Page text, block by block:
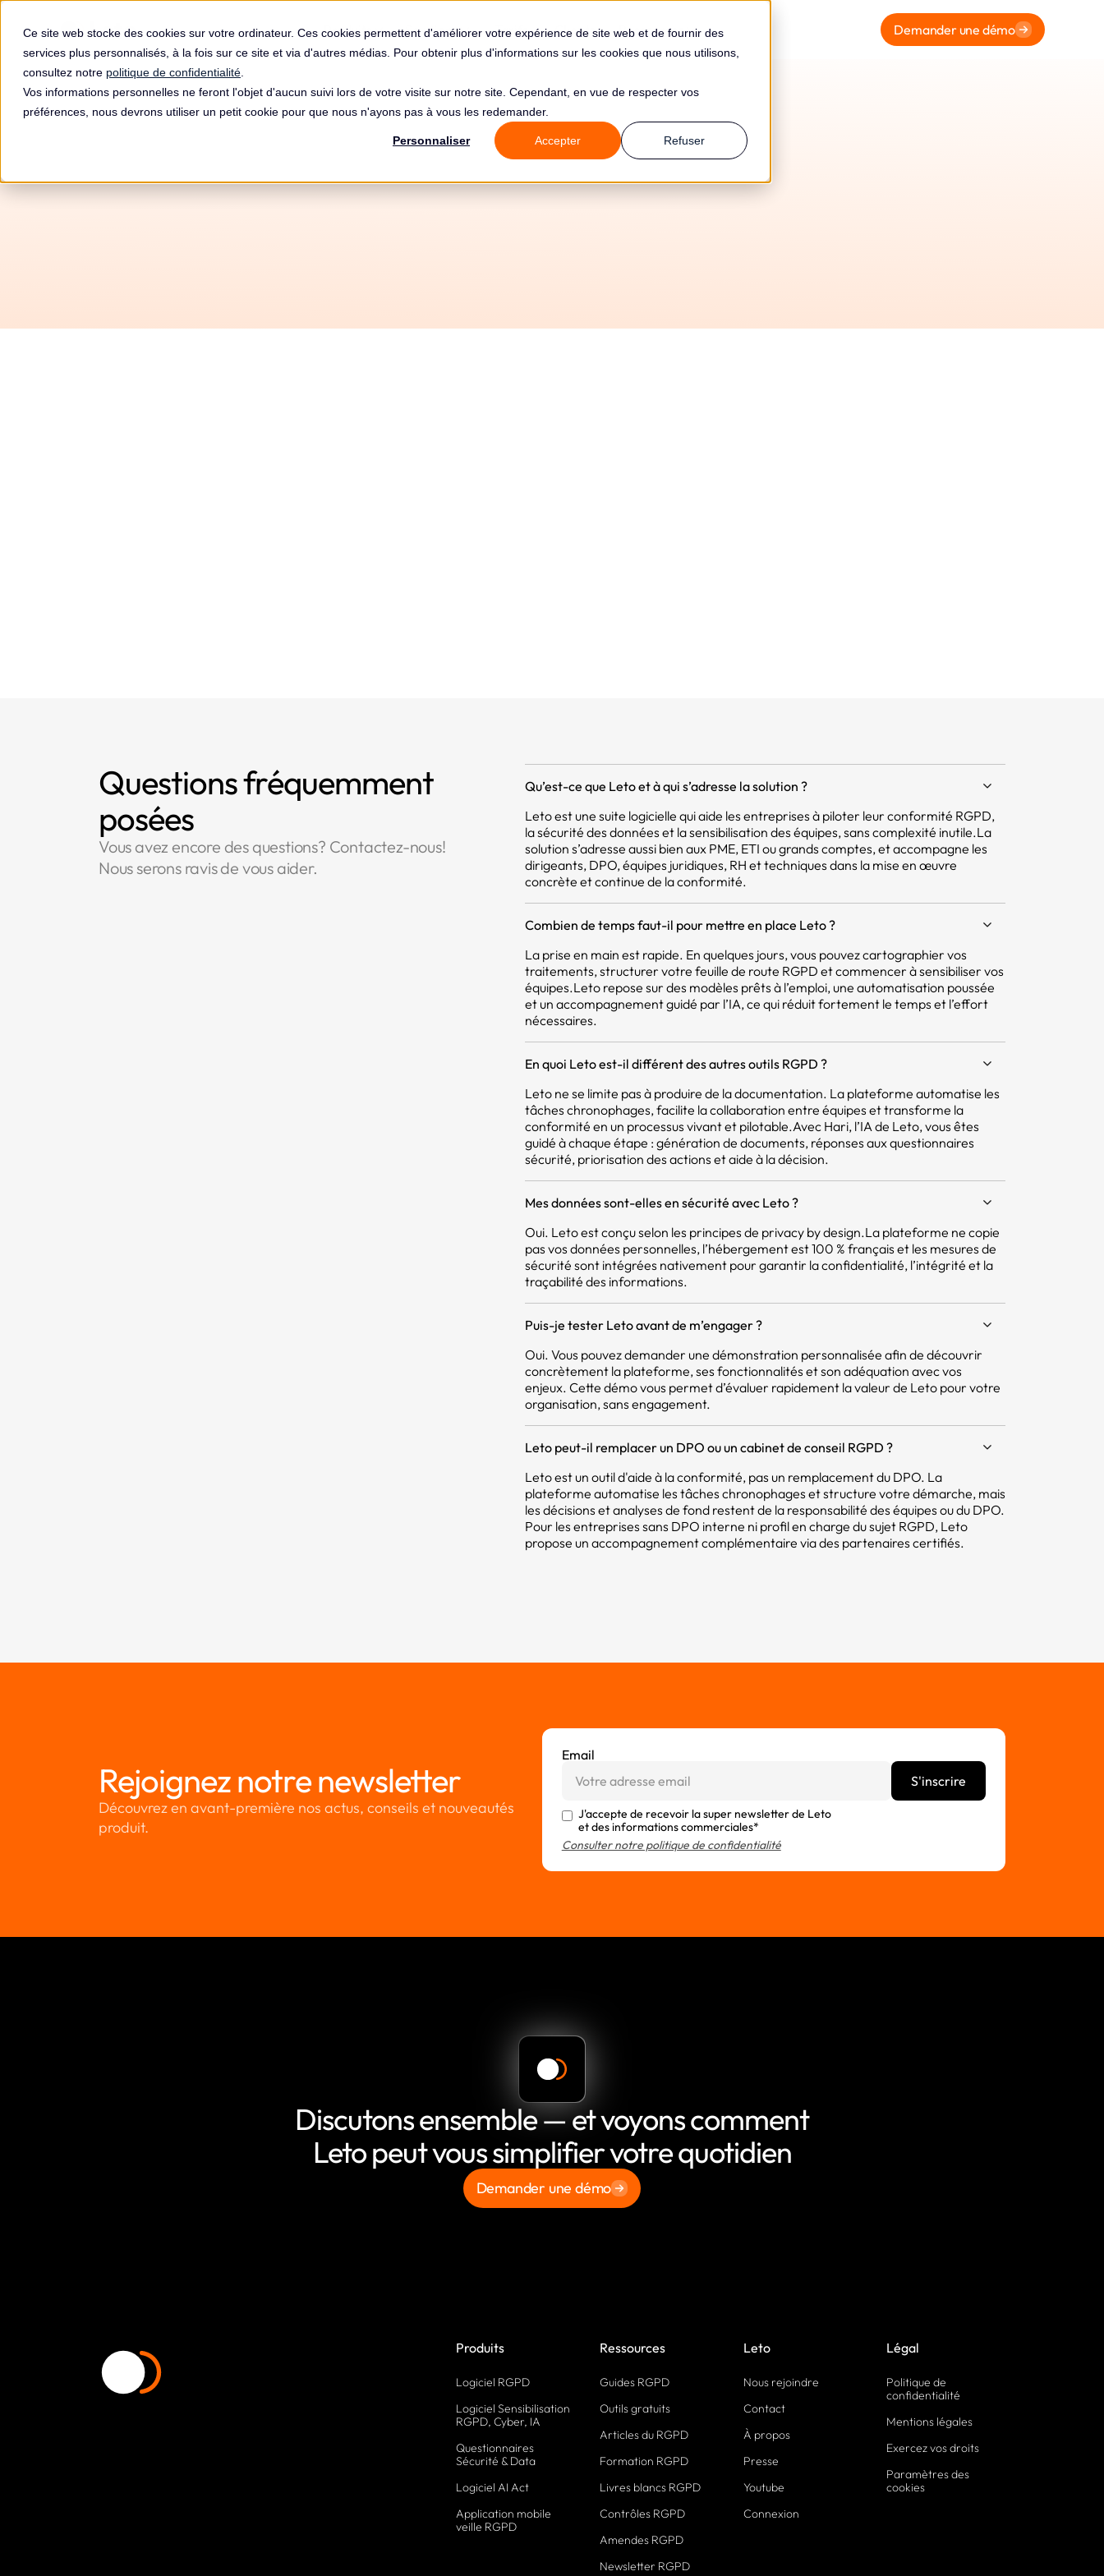
Ce site web stocke des cookies sur votre ordinateur. Ces cookies permettent d'améliorer votre expérience de site web et de fournir des
services plus personnalisés, à la fois sur ce site et via d'autres médias. Pour obtenir plus d'informations sur les cookies que nous utilisons,
consultez notre politique de confidentialité
Vos informations personnelles ne feront l'objet d'aucun suivi lors de votre visite sur notre site. Cependant, en vue de respecter vos
préférences, nous devrons utiliser un petit cookie pour que nous n'ayons pas à vous les redemander.
Personnaliser Accepter Refuser
Produits Solutions Tarifs Clients Ressources Demander une démo
Contrôle RGPD de VINCI
AUTOROUTES par la CNIL en 2018
Questions fréquemment
posées
Vous avez encore des questions? Contactez-nous!
Nous serons ravis de vous aider.
Qu’est-ce que Leto et à qui s’adresse la solution ?
Leto est une suite logicielle qui aide les entreprises à piloter leur conformité RGPD,
la sécurité des données et la sensibilisation des équipes, sans complexité inutile.La
solution s’adresse aussi bien aux PME, ETI ou grands comptes, et accompagne les
dirigeants, DPO, équipes juridiques, RH et techniques dans la mise en œuvre
concrète et continue de la conformité.
Combien de temps faut-il pour mettre en place Leto ?
La prise en main est rapide. En quelques jours, vous pouvez cartographier vos
traitements, structurer votre feuille de route RGPD et commencer à sensibiliser vos
équipes.Leto repose sur des modèles prêts à l’emploi, une automatisation poussée
et un accompagnement guidé par l’IA, ce qui réduit fortement le temps et l’effort
nécessaires.
En quoi Leto est-il différent des autres outils RGPD ?
Leto ne se limite pas à produire de la documentation. La plateforme automatise les
tâches chronophages, facilite la collaboration entre équipes et transforme la
conformité en un processus vivant et pilotable.Avec Hari, l’IA de Leto, vous êtes
guidé à chaque étape : génération de documents, réponses aux questionnaires
sécurité, priorisation des actions et aide à la décision.
Mes données sont-elles en sécurité avec Leto ?
Oui. Leto est conçu selon les principes de privacy by design.La plateforme ne copie
pas vos données personnelles, l’hébergement est 100 % français et les mesures de
sécurité sont intégrées nativement pour garantir la confidentialité, l’intégrité et la
traçabilité des informations.
Puis-je tester Leto avant de m’engager ?
Oui. Vous pouvez demander une démonstration personnalisée afin de découvrir
concrètement la plateforme, ses fonctionnalités et son adéquation avec vos
enjeux. Cette démo vous permet d’évaluer rapidement la valeur de Leto pour votre
organisation, sans engagement.
Leto peut-il remplacer un DPO ou un cabinet de conseil RGPD ?
Leto est un outil d'aide à la conformité, pas un remplacement du DPO. La
plateforme automatise les tâches chronophages et structure votre démarche, mais
les décisions et analyses de fond restent de la responsabilité des équipes ou du DPO.
Pour les entreprises sans DPO interne ni profil en charge du sujet RGPD, Leto
propose un accompagnement complémentaire via des partenaires certifiés.
Rejoignez notre newsletter
Découvrez en avant-première nos actus, conseils et nouveautés
produit.
Email
J'accepte de recevoir la super newsletter de Leto
et des informations commerciales*
Consulter notre politique de confidentialité
Discutons ensemble — et voyons comment
Leto peut vous simplifier votre quotidien
Demander une démo
Produits
Logiciel RGPD
Logiciel Sensibilisation
RGPD, Cyber, IA
Questionnaires
Sécurité & Data
Logiciel AI Act
Application mobile
veille RGPD
Ressources
Guides RGPD
Outils gratuits
Articles du RGPD
Formation RGPD
Livres blancs RGPD
Contrôles RGPD
Amendes RGPD
Newsletter RGPD
Leto
Nous rejoindre
Contact
À propos
Presse
Youtube
Connexion
Légal
Politique de
confidentialité
Mentions légales
Exercez vos droits
Paramètres des
cookies